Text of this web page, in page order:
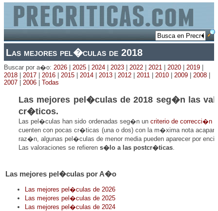
Las mejores pel�culas de 2018
Buscar por a�o: 2026 2025 2024 2023 2022 2021 2020 2019
2018
2017 2016 2015 2014 2013 2012 2011 2010 2009 2008
2007
2006 Todas
Las mejores pel�culas de 2018 seg�n las
cr�ticos.
Las pel�culas han sido ordenadas seg�n un criterio de correcci�n
cuenten con pocas cr�ticas (una o dos) con la m�xima nota
raz�n, algunas pel�culas de menor media pueden aparecer por
Las valoraciones se refieren s�lo a las postcr�ticas.
Las mejores pel�culas por A�o
Las mejores pel�culas de 2026
Las mejores pel�culas de 2025
Las mejores pel�culas de 2024